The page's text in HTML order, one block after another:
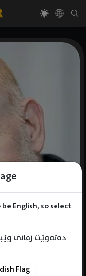
English, so select
دەتەوێت زمانی